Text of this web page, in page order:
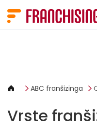
ABC franšizinga
Vrste